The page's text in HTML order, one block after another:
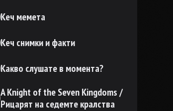
Кеч мемета
Кеч снимки и факти
Какво слушате в момента?
A Knight of the Seven Kingdoms /
Рицарят на седемте кралства